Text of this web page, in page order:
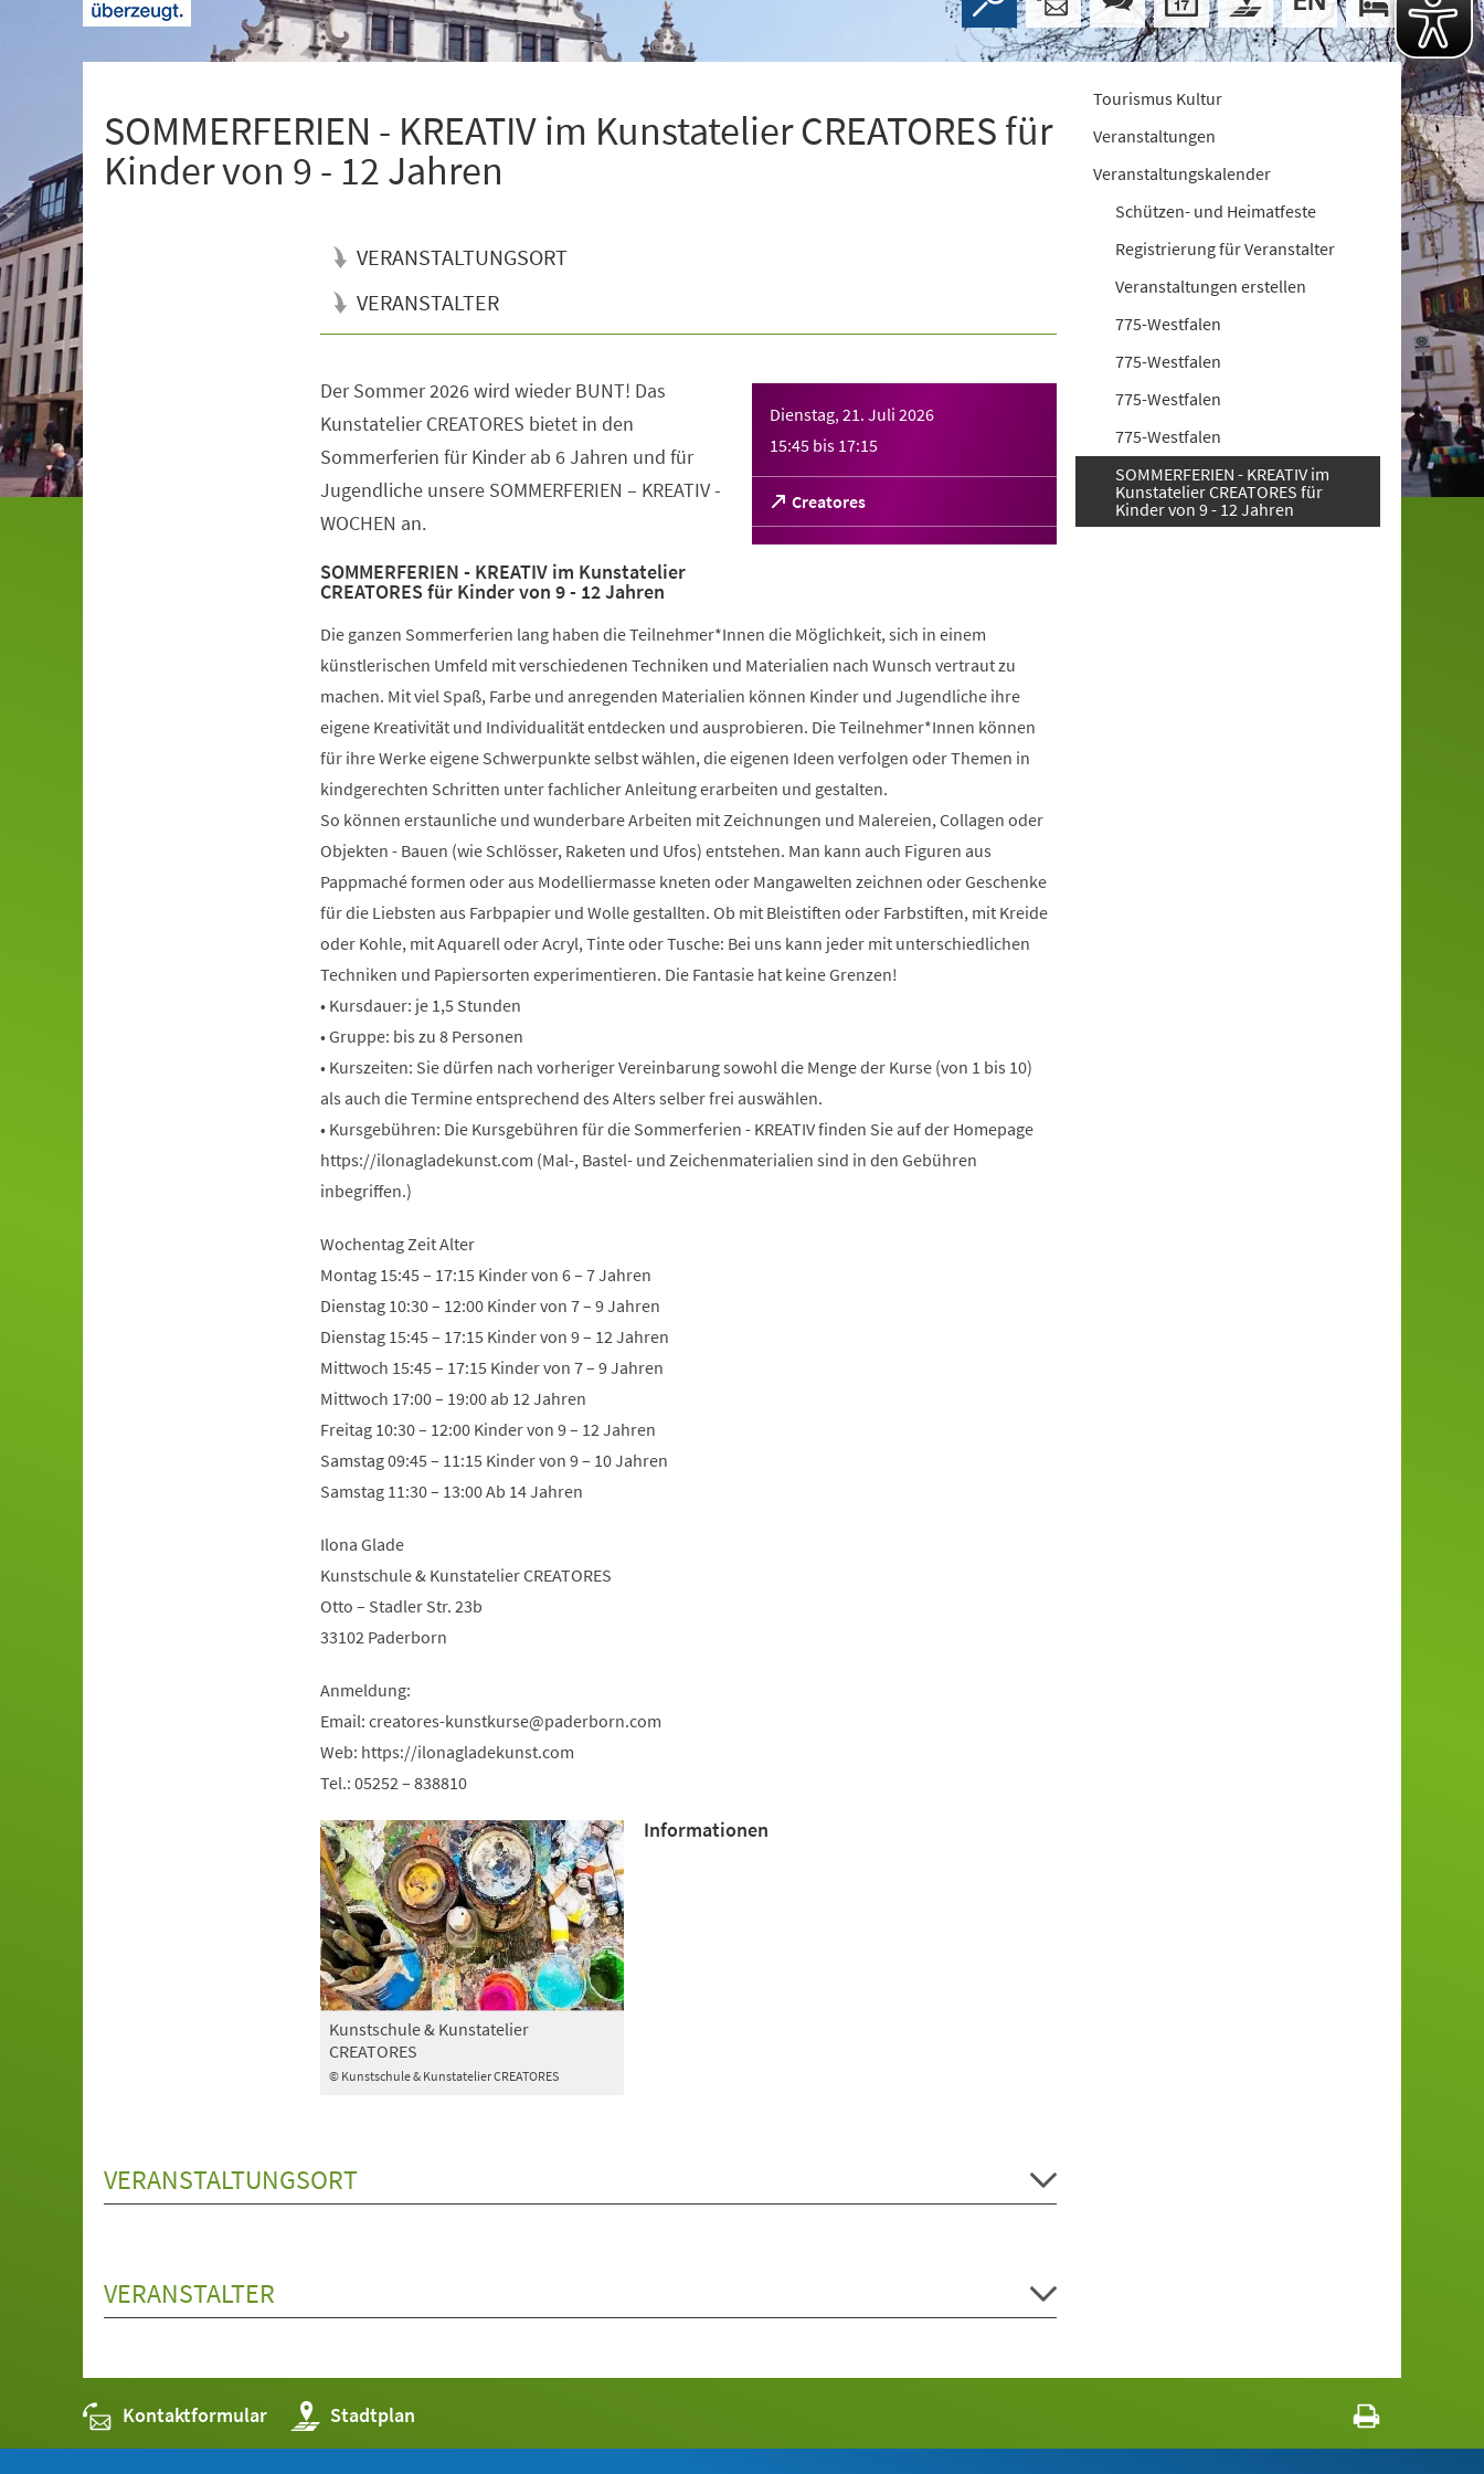
SOMMERFERIEN - KREATIV im Kunstatelier CREATORES für
Kinder von 9 - 12 Jahren
VERANSTALTUNGSORT
VERANSTALTER
Dienstag, 21. Juli 2026
15:45 bis 17:15
Creatores
(Öffnet
in
einem
Der Sommer 2026 wird wieder BUNT! Das
Kunstatelier CREATORES bietet in den
Sommerferien für Kinder ab 6 Jahren und für
Jugendliche unsere SOMMERFERIEN – KREATIV -
WOCHEN an.
SOMMERFERIEN - KREATIV im Kunstatelier
CREATORES für Kinder von 9 - 12 Jahren
Die ganzen Sommerferien lang haben die Teilnehmer*Innen die Möglichkeit, sich in einem
künstlerischen Umfeld mit verschiedenen Techniken und Materialien nach Wunsch vertraut zu
machen. Mit viel Spaß, Farbe und anregenden Materialien können Kinder und Jugendliche ihre
eigene Kreativität und Individualität entdecken und ausprobieren. Die Teilnehmer*Innen können
für ihre Werke eigene Schwerpunkte selbst wählen, die eigenen Ideen verfolgen oder Themen in
kindgerechten Schritten unter fachlicher Anleitung erarbeiten und gestalten.
So können erstaunliche und wunderbare Arbeiten mit Zeichnungen und Malereien, Collagen oder
Objekten - Bauen (wie Schlösser, Raketen und Ufos) entstehen. Man kann auch Figuren aus
Pappmaché formen oder aus Modelliermasse kneten oder Mangawelten zeichnen oder Geschenke
für die Liebsten aus Farbpapier und Wolle gestallten. Ob mit Bleistiften oder Farbstiften, mit Kreide
oder Kohle, mit Aquarell oder Acryl, Tinte oder Tusche: Bei uns kann jeder mit unterschiedlichen
Techniken und Papiersorten experimentieren. Die Fantasie hat keine Grenzen!
• Kursdauer: je 1,5 Stunden
• Gruppe: bis zu 8 Personen
• Kurszeiten: Sie dürfen nach vorheriger Vereinbarung sowohl die Menge der Kurse (von 1 bis 10)
als auch die Termine entsprechend des Alters selber frei auswählen.
• Kursgebühren: Die Kursgebühren für die Sommerferien - KREATIV finden Sie auf der Homepage
https://ilonagladekunst.com (Mal-, Bastel- und Zeichenmaterialien sind in den Gebühren
inbegriffen.)
Wochentag Zeit Alter
Montag 15:45 – 17:15 Kinder von 6 – 7 Jahren
Dienstag 10:30 – 12:00 Kinder von 7 – 9 Jahren
Dienstag 15:45 – 17:15 Kinder von 9 – 12 Jahren
Mittwoch 15:45 – 17:15 Kinder von 7 – 9 Jahren
Mittwoch 17:00 – 19:00 ab 12 Jahren
Freitag 10:30 – 12:00 Kinder von 9 – 12 Jahren
Samstag 09:45 – 11:15 Kinder von 9 – 10 Jahren
Samstag 11:30 – 13:00 Ab 14 Jahren
Ilona Glade
Kunstschule & Kunstatelier CREATORES
Otto – Stadler Str. 23b
33102 Paderborn
Anmeldung:
Email: creatores-kunstkurse paderborn com
Web: https://ilonagladekunst.com
Tel.: 05252 – 838810
© Kunstschule & Kunstatelier CREATORES
Kunstschule & Kunstatelier
CREATORES
Informationen
VERANSTALTUNGSORT
VERANSTALTER
Tourismus Kultur
Veranstaltungen
Veranstaltungskalender
Schützen- und Heimatfeste
Registrierung für Veranstalter
Veranstaltungen erstellen
775-Westfalen
775-Westfalen
775-Westfalen
775-Westfalen
SOMMERFERIEN - KREATIV im
Kunstatelier CREATORES für
Kinder von 9 - 12 Jahren
Kontaktformular Stadtplan
(Öffnet
in
einem